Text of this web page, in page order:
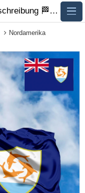
Flagge von Anguilla • foto • beschreibung 🏁 FlagsSite.com
Nordamerika